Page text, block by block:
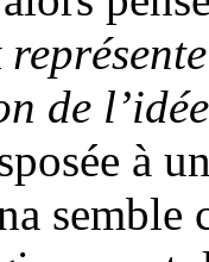
de l’idée
à